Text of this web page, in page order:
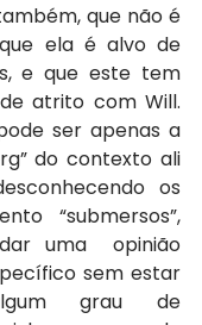
que não é
ela é alvo de
e que este tem
atrito com Will.
ser apenas a
do contexto ali
os
“submersos”,
uma  opinião
sem estar
grau de